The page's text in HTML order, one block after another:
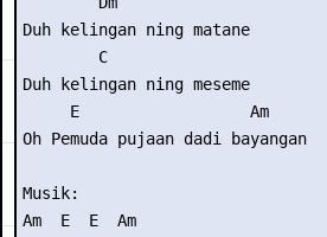
Duh kelingan ning matane
        C
Duh kelingan ning meseme
     E                  Am
Oh Pemuda pujaan dadi bayangan
Musik:
Am  E  E  Am